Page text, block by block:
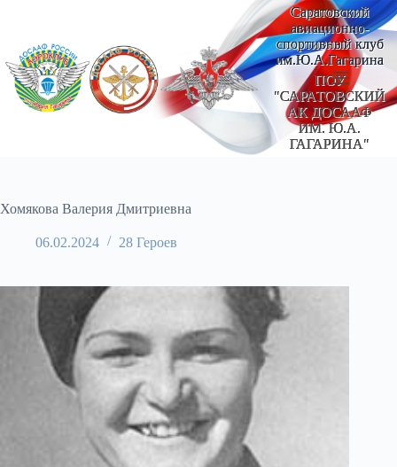
Саратовский
авиационно-
спортивный клуб
им.Ю.А.Гагарина
ПОУ
"САРАТОВСКИЙ
АК ДОСААФ
ИМ. Ю.А.
ГАГАРИНА"
Хомякова Валерия Дмитриевна
06.02.2024 28 Героев